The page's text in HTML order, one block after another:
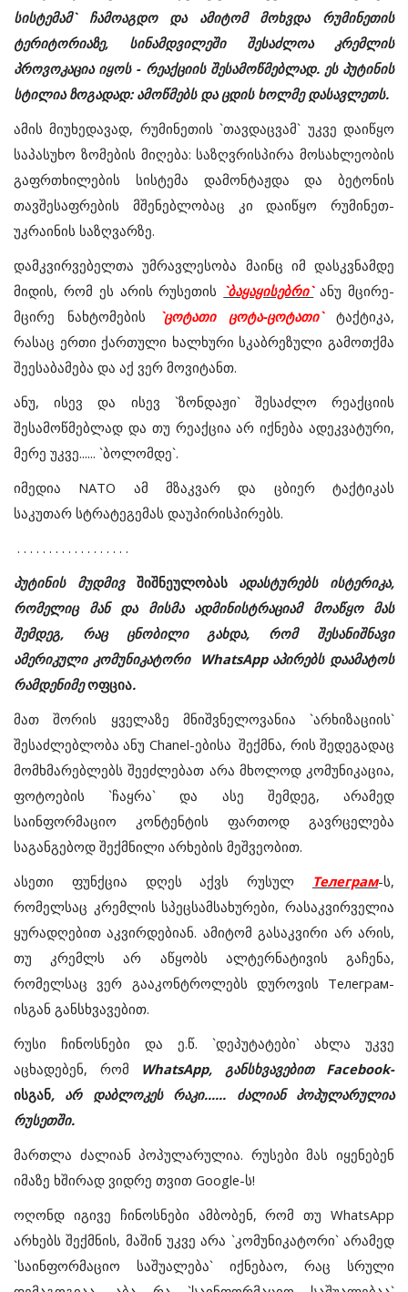
სისტემამ` ჩამოაგდო და ამიტომ მოხვდა რუმინეთის
ტერიტორიაზე, სინამდვილეში შესაძლოა კრემლის
პროვოკაცია იყოს - რეაქციის შესამოწმებლად. ეს პუტინის
სტილია ზოგადად: ამოწმებს და ცდის ხოლმე დასავლეთს.
ამის მიუხედავად, რუმინეთის `თავდაცვამ` უკვე დაიწყო
საპასუხო ზომების მიღება: საზღვრისპირა მოსახლეობის
გაფრთხილების სისტემა დამონტაჟდა და ბეტონის
თავშესაფრების მშენებლობაც კი დაიწყო რუმინეთ-
უკრაინის საზღვარზე.
დამკვირვებელთა უმრავლესობა მაინც იმ დასკვნამდე
მიდის, რომ ეს არის რუსეთის `ბაყაყისებრი`ანუ მცირე-
მცირე ნახტომების
`ცოტათი ცოტა-ცოტათი`ტაქტიკა,
რასაც ერთი ქართული ხალხური სკაბრეზული გამოთქმა
შეესაბამება და აქ ვერ მოვიტანთ.
ანუ, ისევ და ისევ `ზონდაჟი` შესაძლო რეაქციის
შესამოწმებლად და თუ რეაქცია არ იქნება ადეკვატური,
მერე უკვე...... `ბოლომდე`.
იმედია NATO ამ მზაკვარ და ცბიერ ტაქტიკას
საკუთარ სტრატეგემას დაუპირისპირებს.
. . . . . . . . . . . . . . . . . .
პუტინის მუდმივ შიშნეულობასადასტურებს ისტერიკა,
რომელიც მან და მისმა ადმინისტრაციამ მოაწყო მას
შემდეგ, რაც ცნობილი გახდა, რომ შესანიშნავი
ამერიკული კომუნიკატორი WhatsApp აპირებს დაამატოს
რამდენიმეოფცია.
მათ შორის ყველაზე მნიშვნელოვანია `არხიზაციის`
შესაძლებლობა ანუ Chanel-ებისა შექმნა, რის შედეგადაც
მომხმარებლებს შეეძლებათ არა მხოლოდ კომუნიკაცია,
ფოტოების `ჩაყრა` და ასე შემდეგ, არამედ
საინფორმაციო კონტენტის ფართოდ გავრცელება
საგანგებოდ შექმნილი არხების მეშვეობით.
ასეთი ფუნქცია დღეს აქვს რუსულ Телеграм-ს,
რომელსაც კრემლის სპეცსამსახურები, რასაკვირველია
ყურადღებით აკვირდებიან. ამიტომ გასაკვირი არ არის,
თუ კრემლს არ აწყობს ალტერნატივის გაჩენა,
რომელსაც ვერ გააკონტროლებს დუროვის Телеграм-
ისგან განსხვავებით.
რუსი ჩინოსნები და ე.წ. `დეპუტატები` ახლა უკვე
აცხადებენ, რომ WhatsApp, განსხვავებით Facebook-
ისგან, არ დაბლოკეს რაკი...... ძალიან პოპულარულია
რუსეთში.
მართლა ძალიან პოპულარულია. რუსები მას იყენებენ
იმაზე ხშირად ვიდრე თვით Google-ს!
ოღონდ იგივე ჩინოსნები ამბობენ, რომ თუ WhatsApp
არხებს შექმნის, მაშინ უკვე არა `კომუნიკატორი` არამედ
`საინფორმაციო საშუალება` იქნებაო, რაც სრული